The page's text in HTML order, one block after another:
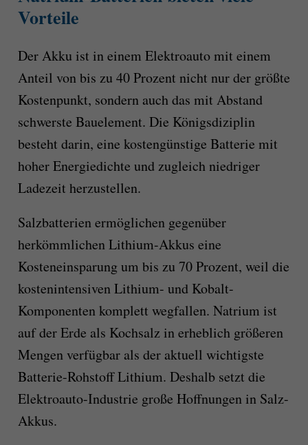
Vorteile
Der Akku ist in einem Elektroauto mit einem
Anteil von bis zu 40 Prozent nicht nur der größte
Kostenpunkt, sondern auch das mit Abstand
schwerste Bauelement. Die Königsdiziplin
besteht darin, eine kostengünstige Batterie mit
hoher Energiedichte und zugleich niedriger
Ladezeit herzustellen.
Salzbatterien ermöglichen gegenüber
herkömmlichen Lithium-Akkus eine
Kosteneinsparung um bis zu 70 Prozent, weil die
kostenintensiven Lithium- und Kobalt-
Komponenten komplett wegfallen. Natrium ist
auf der Erde als Kochsalz in erheblich größeren
Mengen verfügbar als der aktuell wichtigste
Batterie-Rohstoff Lithium. Deshalb setzt die
Elektroauto-Industrie große Hoffnungen in Salz-
Akkus.